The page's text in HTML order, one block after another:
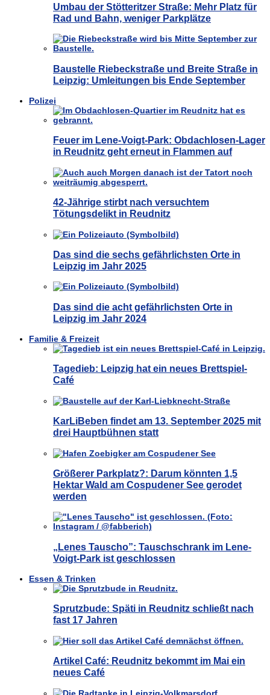
Umbau der Stötteritzer Straße: Mehr Platz für
Rad und Bahn, weniger Parkplätze
Baustelle Riebeckstraße und Breite Straße in
Leipzig: Umleitungen bis Ende September
Polizei
Feuer im Lene-Voigt-Park: Obdachlosen-Lager
in Reudnitz geht erneut in Flammen auf
42-Jährige stirbt nach versuchtem
Tötungsdelikt in Reudnitz
Das sind die sechs gefährlichsten Orte in
Leipzig im Jahr 2025
Das sind die acht gefährlichsten Orte in
Leipzig im Jahr 2024
Familie & Freizeit
Tagedieb: Leipzig hat ein neues Brettspiel-
Café
KarLiBeben findet am 13. September 2025 mit
drei Hauptbühnen statt
Größerer Parkplatz?: Darum könnten 1,5
Hektar Wald am Cospudener See gerodet
werden
„Lenes Tauscho”: Tauschschrank im Lene-
Voigt-Park ist geschlossen
Essen & Trinken
Sprutzbude: Späti in Reudnitz schließt nach
fast 17 Jahren
Artikel Café: Reudnitz bekommt im Mai ein
neues Café